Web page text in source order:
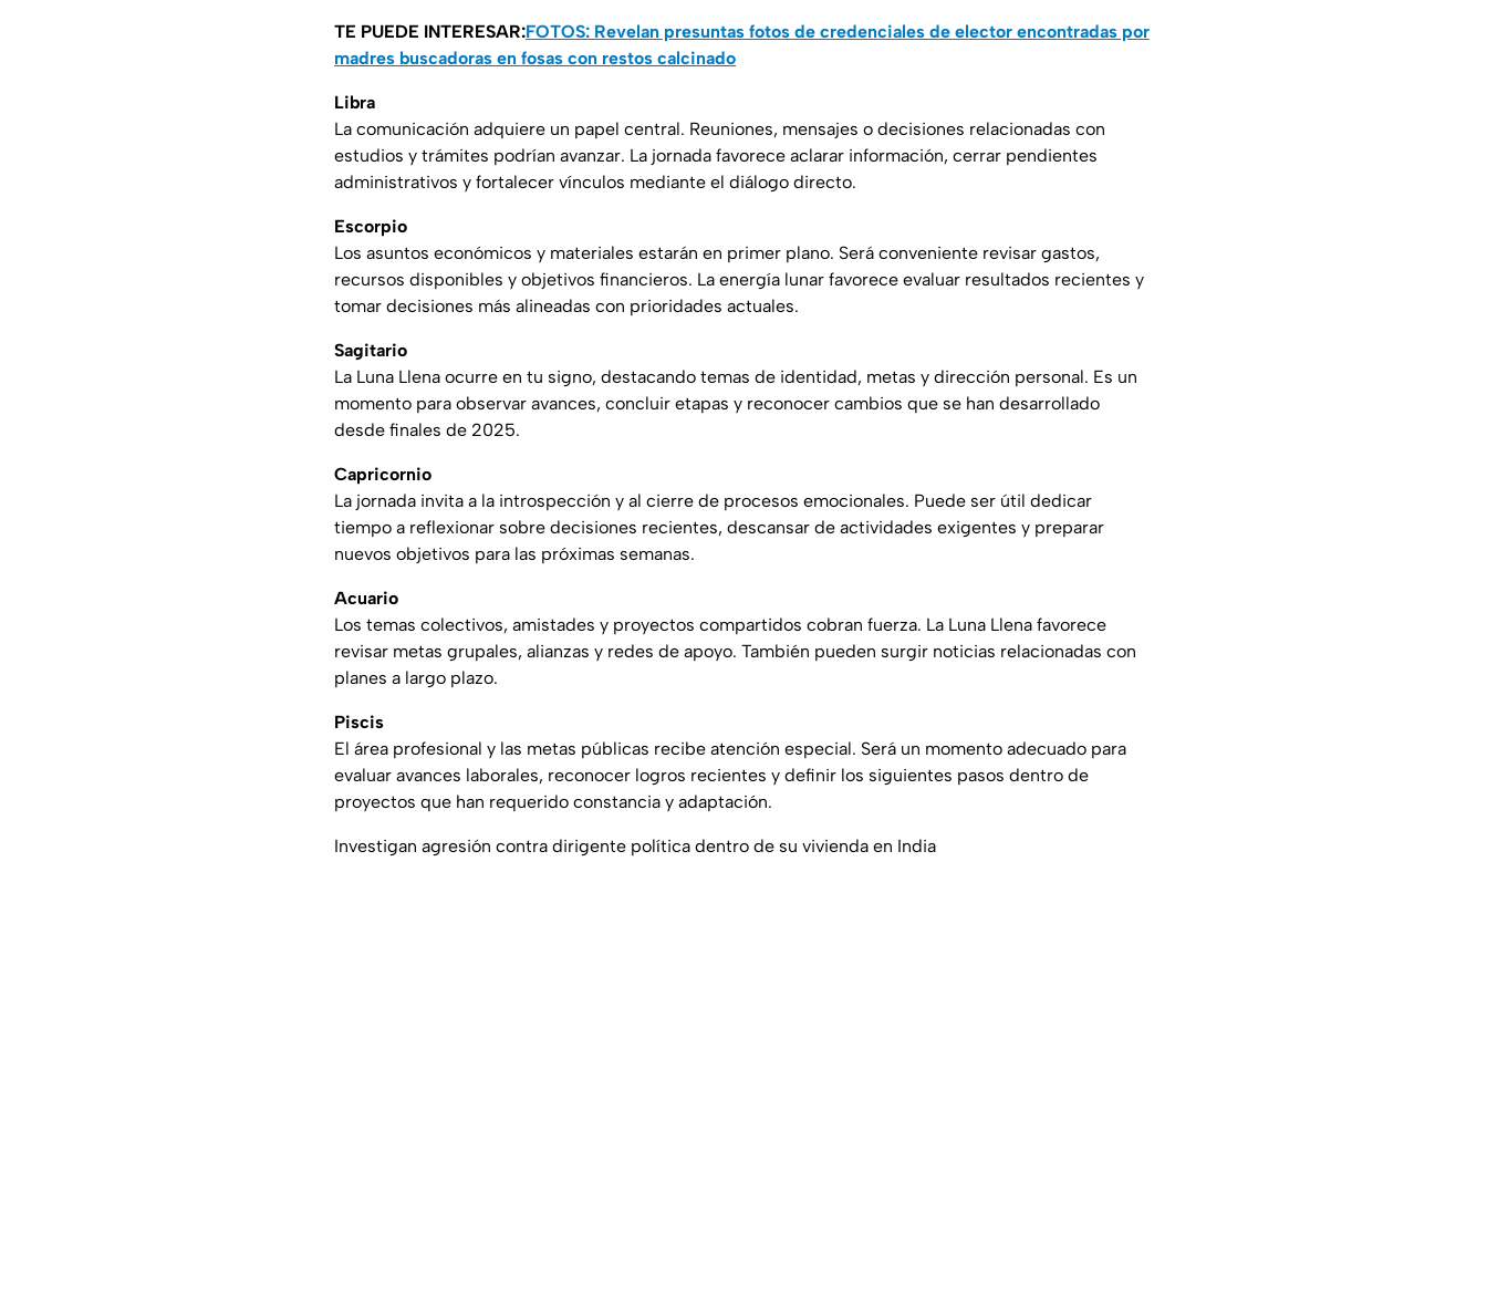
TE PUEDE INTERESAR:FOTOS: Revelan presuntas fotos de credenciales de elector encontradas por
madres buscadoras en fosas con restos calcinado
Libra
La comunicación adquiere un papel central. Reuniones, mensajes o decisiones relacionadas con
estudios y trámites podrían avanzar. La jornada favorece aclarar información, cerrar pendientes
administrativos y fortalecer vínculos mediante el diálogo directo.
Escorpio
Los asuntos económicos y materiales estarán en primer plano. Será conveniente revisar gastos,
recursos disponibles y objetivos financieros. La energía lunar favorece evaluar resultados recientes y
tomar decisiones más alineadas con prioridades actuales.
Sagitario
La Luna Llena ocurre en tu signo, destacando temas de identidad, metas y dirección personal. Es un
momento para observar avances, concluir etapas y reconocer cambios que se han desarrollado
desde finales de 2025.
Capricornio
La jornada invita a la introspección y al cierre de procesos emocionales. Puede ser útil dedicar
tiempo a reflexionar sobre decisiones recientes, descansar de actividades exigentes y preparar
nuevos objetivos para las próximas semanas.
Acuario
Los temas colectivos, amistades y proyectos compartidos cobran fuerza. La Luna Llena favorece
revisar metas grupales, alianzas y redes de apoyo. También pueden surgir noticias relacionadas con
planes a largo plazo.
Piscis
El área profesional y las metas públicas recibe atención especial. Será un momento adecuado para
evaluar avances laborales, reconocer logros recientes y definir los siguientes pasos dentro de
proyectos que han requerido constancia y adaptación.
Investigan agresión contra dirigente política dentro de su vivienda en India